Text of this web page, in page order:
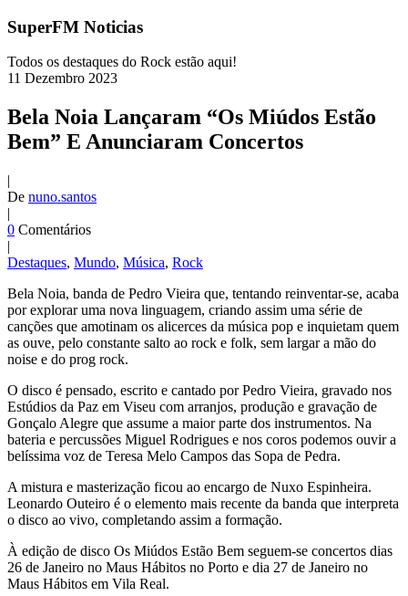
SuperFM Noticias
Todos os destaques do Rock estão aqui!
11 Dezembro 2023
Bela Noia Lançaram “Os Miúdos Estão
Bem” E Anunciaram Concertos
|
De nuno.santos
|
0 Comentários
|
Destaques, Mundo, Música, Rock
Bela Noia, banda de Pedro Vieira que, tentando reinventar-se, acaba
por explorar uma nova linguagem, criando assim uma série de
canções que amotinam os alicerces da música pop e inquietam quem
as ouve, pelo constante salto ao rock e folk, sem largar a mão do
noise e do prog rock.
O disco é pensado, escrito e cantado por Pedro Vieira, gravado nos
Estúdios da Paz em Viseu com arranjos, produção e gravação de
Gonçalo Alegre que assume a maior parte dos instrumentos. Na
bateria e percussões Miguel Rodrigues e nos coros podemos ouvir a
belíssima voz de Teresa Melo Campos das Sopa de Pedra.
A mistura e masterização ficou ao encargo de Nuxo Espinheira.
Leonardo Outeiro é o elemento mais recente da banda que interpreta
o disco ao vivo, completando assim a formação.
À edição de disco Os Miúdos Estão Bem seguem-se concertos dias
26 de Janeiro no Maus Hábitos no Porto e dia 27 de Janeiro no
Maus Hábitos em Vila Real.